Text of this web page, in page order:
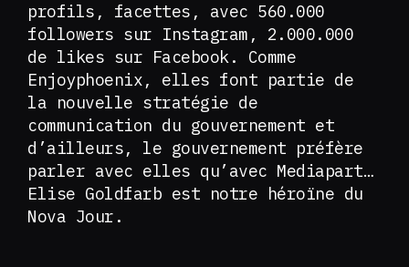
profils, facettes, avec 560.000
followers sur Instagram, 2.000.000
de likes sur Facebook. Comme
Enjoyphoenix, elles font partie de
la nouvelle stratégie de
communication du gouvernement et
d’ailleurs, le gouvernement préfère
parler avec elles qu’avec Mediapart…
Elise Goldfarb est notre héroïne du
Nova Jour.